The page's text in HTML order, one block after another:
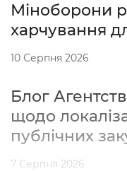
Міноборони
харчування
10 Серпня 2026
Блог
щодо
публічних
7 Серпня 2026